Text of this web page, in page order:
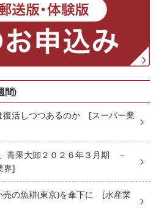
間)
復活しつつあるのか [スーパー業
青果大卸２０２６年３月期 －
界]
売の魚耕(東京)を傘下に [水産業